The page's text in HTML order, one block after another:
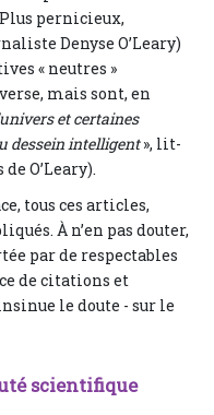
pernicieux,
Denyse O’Leary)
« neutres »
mais sont, en
et certaines
dessein intelligent», lit-
O’Leary).
tous ces articles,
À n’en pas douter,
par de respectables
de citations et
le doute - sur le
scientifique